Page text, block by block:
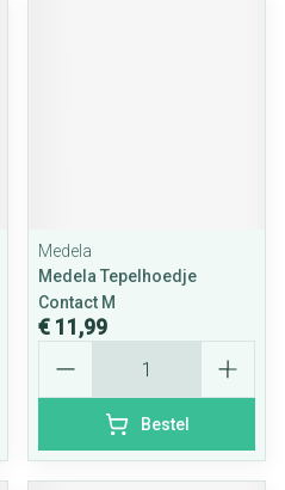
Medela
Medela Tepelhoedje
Contact M
€ 11,99
Bestel